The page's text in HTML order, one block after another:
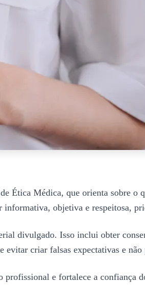
Ética Médica, que orienta sobre o
objetiva e respeitosa,
divulgado. Isso inclui obter
criar falsas expectativas e
profissional e fortalece a confiança